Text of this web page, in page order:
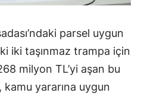
parsel uygun
iki taşınmaz trampa için
milyon TL’yi aşan bu
kamu yararına uygun